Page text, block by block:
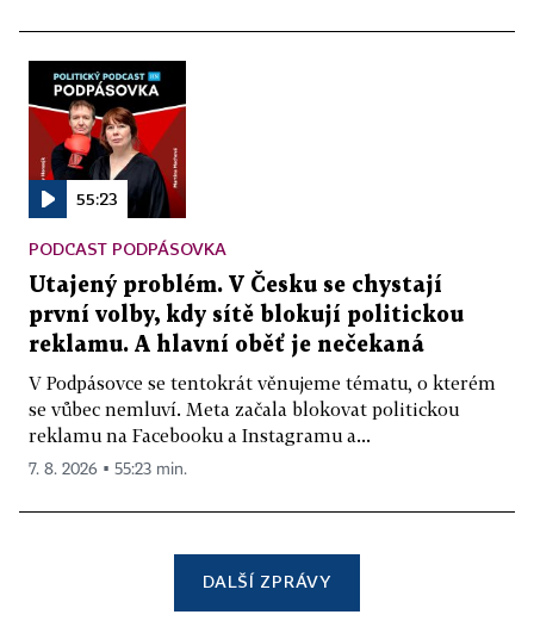
55:23
PODCAST PODPÁSOVKA
Utajený problém. V Česku se chystají
první volby, kdy sítě blokují politickou
reklamu. A hlavní oběť je nečekaná
V Podpásovce se tentokrát věnujeme tématu, o kterém
se vůbec nemluví. Meta začala blokovat politickou
reklamu na Facebooku a Instagramu a...
7. 8. 2026 ▪ 55:23 min.
DALŠÍ ZPRÁVY